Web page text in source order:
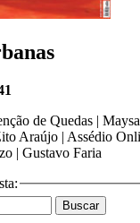
de Quedas |
Araújo | Assédio
| Gustavo Faria